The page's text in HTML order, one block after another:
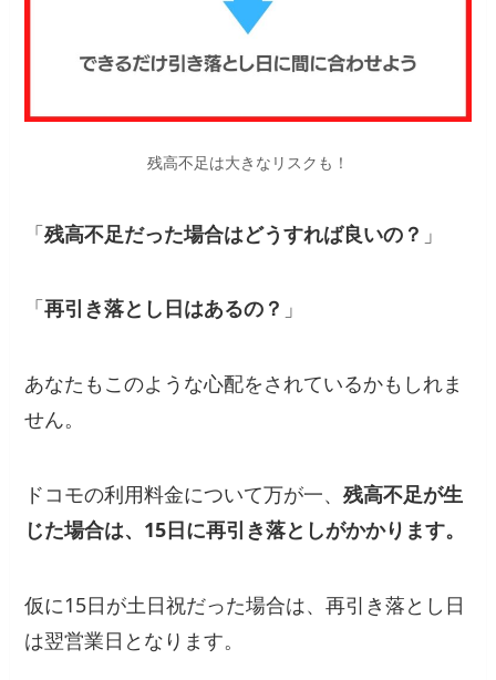
残高不足は大きなリスクも！
「残高不足だった場合はどうすれば良いの？ 」
「再引き落とし日はあるの？ 」
あなたもこのような心配をされているかもしれま
せん。
ドコモの利用料金について万が一、残高不足が生
じた場合は、15日に再引き落としがかかります。
仮に15日が土日祝だった場合は、再引き落とし日
は翌営業日となります。